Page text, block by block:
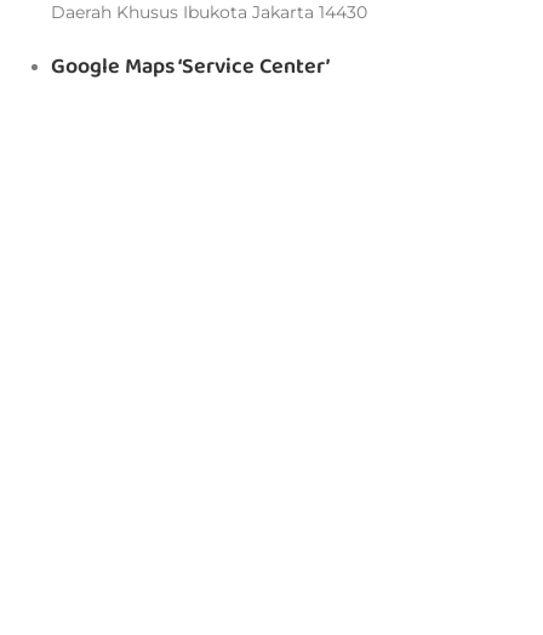
Daerah Khusus Ibukota Jakarta 14430
Google Maps ‘Service Center’